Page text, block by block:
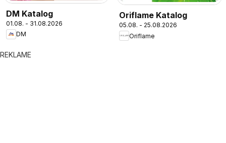
DM Katalog
01.08. - 31.08.2026
DM
Oriflame Katalog
05.08. - 25.08.2026
Oriflame
REKLAME